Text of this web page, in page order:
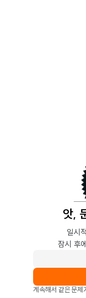
앗,
일시
잠시 후
계속해서 같은 문제